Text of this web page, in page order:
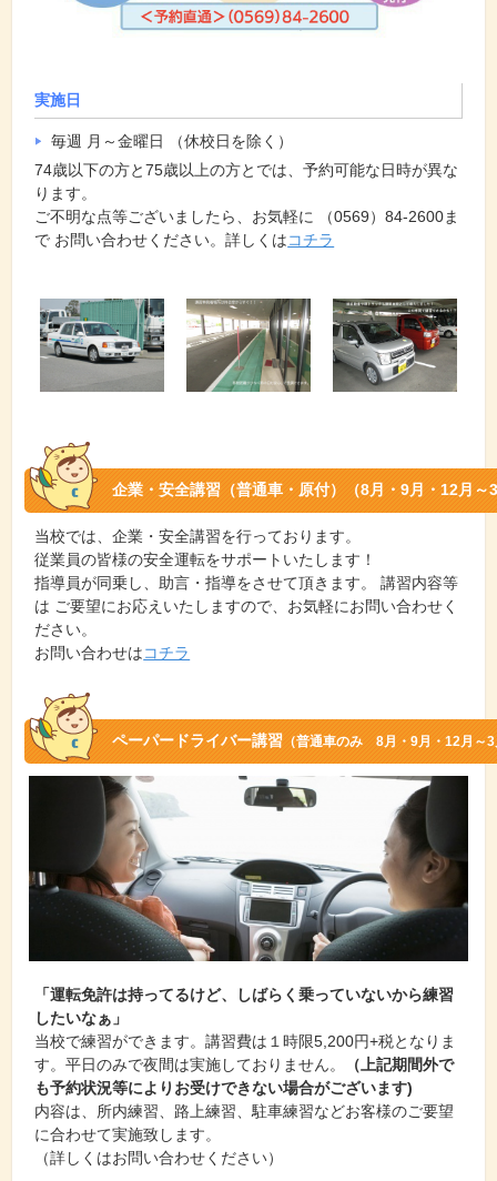
実施日
毎週 月～金曜日 （休校日を除く）
74歳以下の方と75歳以上の方とでは、予約可能な日時が異な
ります。
ご不明な点等ございましたら、お気軽に （0569）84-2600ま
で お問い合わせください。詳しくはコチラ
企業・安全講習（普通車・原付）（8月・9月・12月～
当校では、企業・安全講習を行っております。
従業員の皆様の安全運転をサポートいたします！
指導員が同乗し、助言・指導をさせて頂きます。 講習内容等
は ご要望にお応えいたしますので、お気軽にお問い合わせく
ださい。
お問い合わせはコチラ
ペーパードライバー講習 （普通車のみ 8月・9月・12月～
「運転免許は持ってるけど、しばらく乗っていないから練習
したいなぁ」
当校で練習ができます。講習費は１時限5,200円+税となりま
す。平日のみで夜間は実施しておりません。
（上記期間外で
も予約状況等によりお受けできない場合がございます)
内容は、所内練習、路上練習、駐車練習などお客様のご要望
に合わせて実施致します。
（詳しくはお問い合わせください）